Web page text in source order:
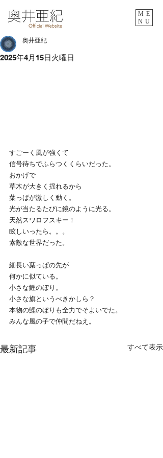
ME
NU
2025年4月15日火曜日
奥井亜紀
すごーく風が強くて
信号待ちでふらつくくらいだった。
おかげで
草木が大きく揺れるから
葉っぱが激しく動く。
光が当たるたびに鏡のように光る。
天然スワロフスキー！
眩しいったら。。。
素敵な世界だった。
細長い葉っぱの先が
何かに似ている。
小さな鯉のぼり。
小さな旗というべきかしら？
本物の鯉のぼりも全力でそよいでた。
みんな風の子で仲間だねえ。
最新記事 すべて表示